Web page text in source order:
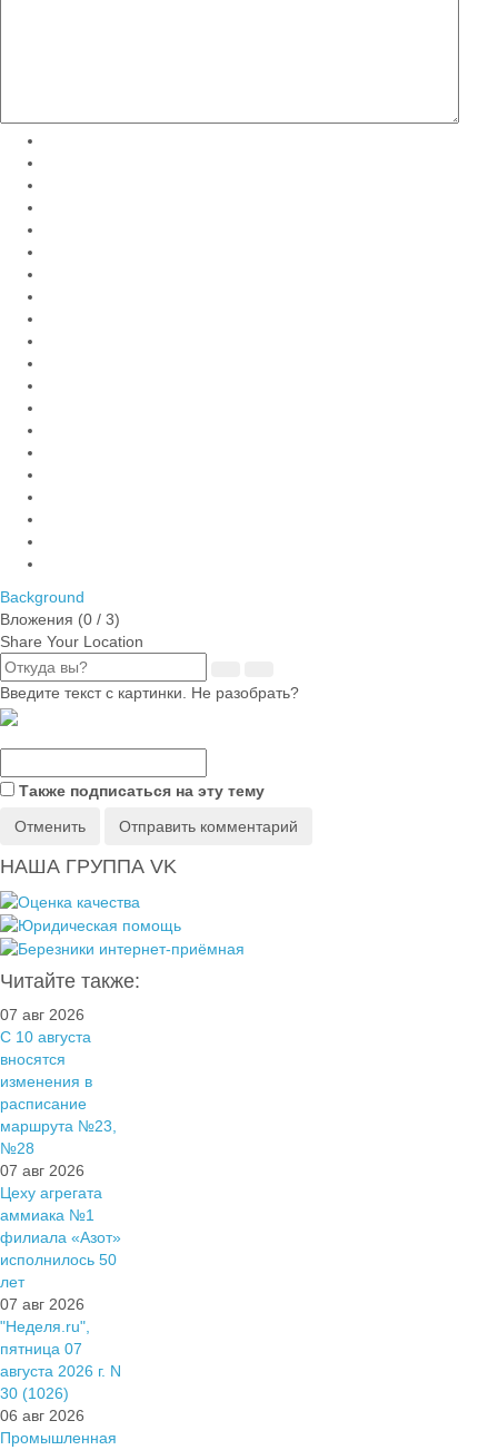
Background
Вложения (0 / 3)
Share Your Location
Введите текст с картинки. Не разобрать?
Также подписаться на эту тему
Отменить
Отправить комментарий
НАША ГРУППА VK
Читайте также:
07 авг 2026
С 10 августа
вносятся
изменения в
расписание
маршрута №23,
№28
07 авг 2026
Цеху агрегата
аммиака №1
филиала «Азот»
исполнилось 50
лет
07 авг 2026
"Неделя.ru",
пятница 07
августа 2026 г. N
30 (1026)
06 авг 2026
Промышленная